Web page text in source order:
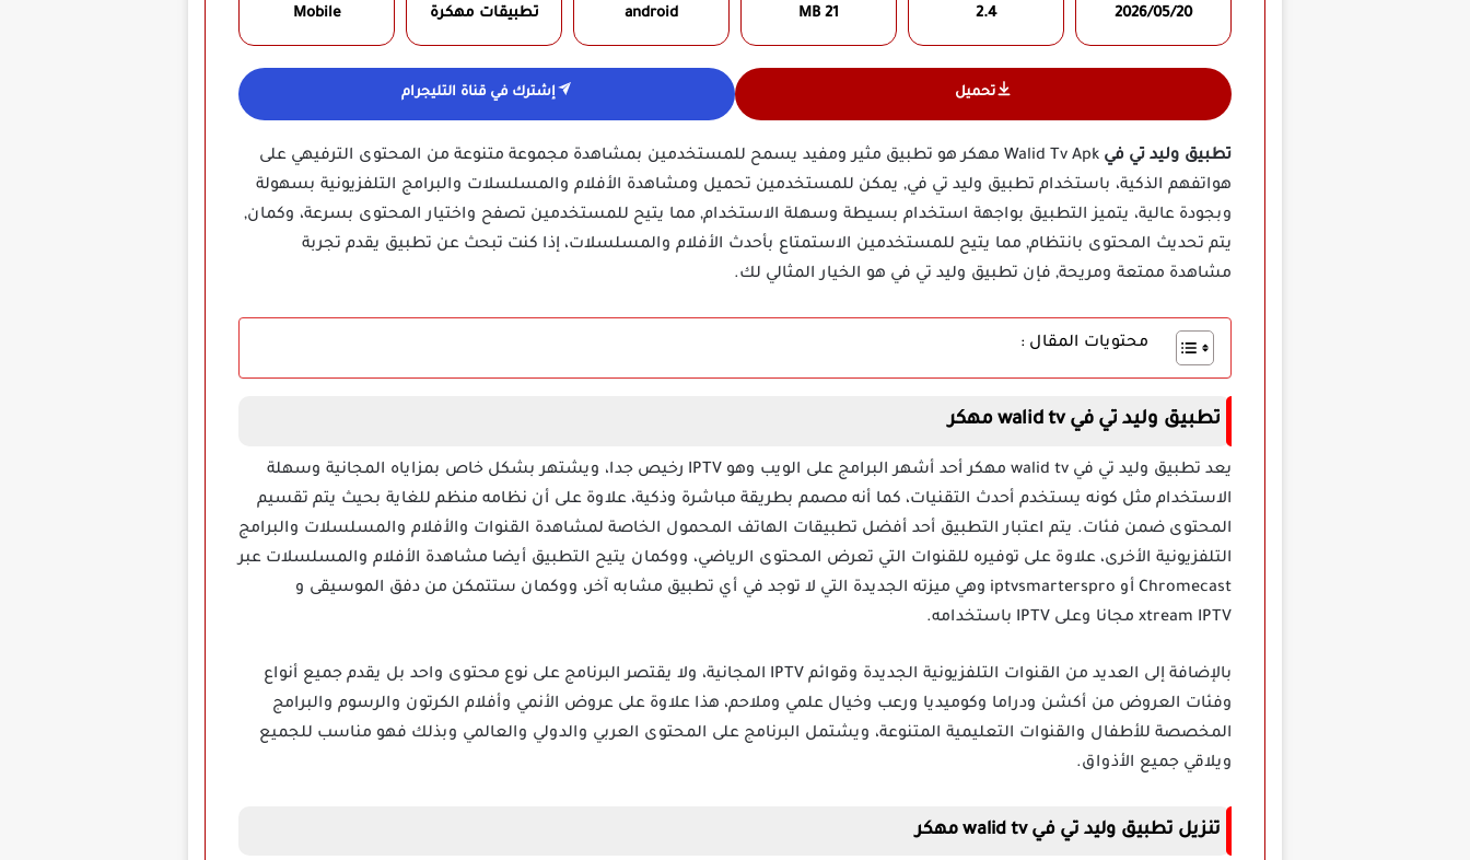
2026/05/20
2.4
21 MB
android تطبيقات مهكرة Mobile
تحميل إشترك في قناة التليجرام
تطبيق وليد تي في
Walid Tv Apk مهكر هو تطبيق مثير ومفيد يسمح للمستخدمين بمشاهدة مجموعة متنوعة من المحتوى الترفيهي على
هواتفهم الذكية، باستخدام تطبيق وليد تي في, يمكن للمستخدمين تحميل ومشاهدة الأفلام والمسلسلات والبرامج التلفزيونية بسهولة
وبجودة عالية، يتميز التطبيق بواجهة استخدام بسيطة وسهلة الاستخدام, مما يتيح للمستخدمين تصفح واختيار المحتوى بسرعة، وكمان,
يتم تحديث المحتوى بانتظام, مما يتيح للمستخدمين الاستمتاع بأحدث الأفلام والمسلسلات، إذا كنت تبحث عن تطبيق يقدم تجربة
مشاهدة ممتعة ومريحة, فإن تطبيق وليد تي في هو الخيار المثالي لك.
محتويات المقال :
تطبيق وليد تي في walid tv مهكر
يعد تطبيق وليد تي في walid tv مهكر أحد أشهر البرامج على الويب وهو IPTV رخيص جدا، ويشتهر بشكل خاص بمزاياه المجانية وسهلة
الاستخدام مثل كونه يستخدم أحدث التقنيات، كما أنه مصمم بطريقة مباشرة وذكية، علاوة على أن نظامه منظم للغاية بحيث يتم تقسيم
المحتوى ضمن فئات. يتم اعتبار التطبيق أحد أفضل تطبيقات الهاتف المحمول الخاصة لمشاهدة القنوات والأفلام والمسلسلات والبرامج
التلفزيونية الأخرى، علاوة على توفيره للقنوات التي تعرض المحتوى الرياضي، ووكمان يتيح التطبيق أيضا مشاهدة الأفلام والمسلسلات عبر
Chromecast أو iptvsmarterspro وهي ميزته الجديدة التي لا توجد في أي تطبيق مشابه آخر، ووكمان ستتمكن من دفق الموسيقى و
xtream IPTV مجانا وعلى IPTV باستخدامه.
بالإضافة إلى العديد من القنوات التلفزيونية الجديدة وقوائم IPTV المجانية، ولا يقتصر البرنامج على نوع محتوى واحد بل يقدم جميع أنواع
وفئات العروض من أكشن ودراما وكوميديا ورعب وخيال علمي وملاحم، هذا علاوة على عروض الأنمي وأفلام الكرتون والرسوم والبرامج
المخصصة للأطفال والقنوات التعليمية المتنوعة، ويشتمل البرنامج على المحتوى العربي والدولي والعالمي وبذلك فهو مناسب للجميع
ويلاقي جميع الأذواق.
تنزيل تطبيق وليد تي في walid tv مهكر